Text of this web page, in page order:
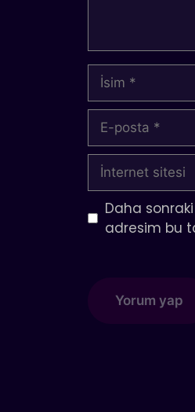
İsim
posta
İnternet
sitesi
Daha
adresim bu